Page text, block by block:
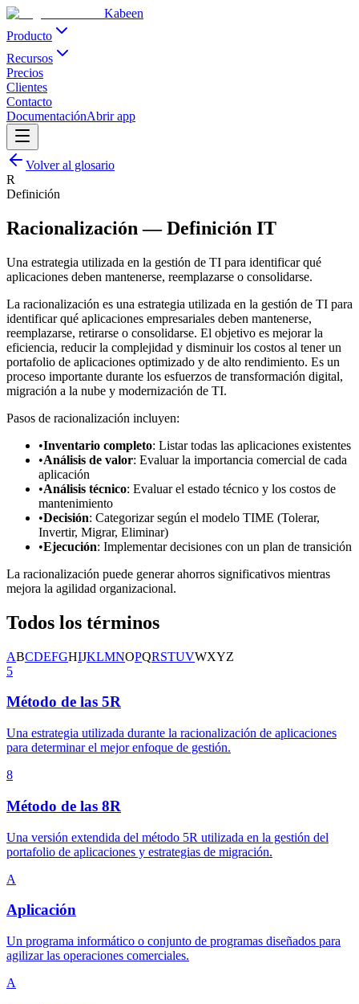
Kabeen
Producto
Recursos
Precios
Clientes
Contacto
DocumentaciónAbrir app
Volver al glosario
R
Definición
Racionalización —Definición IT
Una estrategia utilizada en la gestión de TI para identificar qué
aplicaciones deben mantenerse, reemplazarse o consolidarse.
La racionalización es una estrategia utilizada en la gestión de TI para
identificar qué aplicaciones empresariales deben mantenerse,
reemplazarse, retirarse o consolidarse. El objetivo es mejorar la
eficiencia, reducir la complejidad y disminuir los costos al tener un
portafolio de aplicaciones optimizado y de alto rendimiento. Es un
proceso importante durante los esfuerzos de transformación digital,
migración a la nube y modernización de TI.
Pasos de racionalización incluyen:
•Inventario completo: Listar todas las aplicaciones existentes
•Análisis de valor: Evaluar la importancia comercial de cada
aplicación
•Análisis técnico: Evaluar el estado técnico y los costos de
mantenimiento
•Decisión: Categorizar según el modelo TIME (Tolerar,
Invertir, Migrar, Eliminar)
•Ejecución: Implementar decisiones con un plan de transición
La racionalización puede generar ahorros significativos mientras
mejora la agilidad organizacional.
Todos los términos
ABCDEFGHIJKLMNOPQRSTUVWXYZ
5
Método de las 5R
Una estrategia utilizada durante la racionalización de aplicaciones
para determinar el mejor enfoque de gestión.
8
Método de las 8R
Una versión extendida del método 5R utilizada en la gestión del
portafolio de aplicaciones y estrategias de migración.
A
Aplicación
Un programa informático o conjunto de programas diseñados para
agilizar las operaciones comerciales.
A